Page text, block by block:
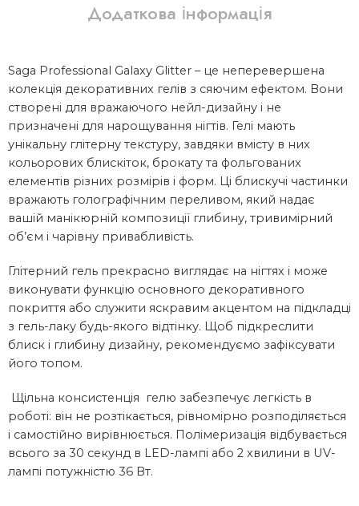
Додаткова інформація
Saga Professional Galaxy Glitter – це неперевершена
колекція декоративних гелів з сяючим ефектом. Вони
створені для вражаючого нейл-дизайну і не
призначені для нарощування нігтів. Гелі мають
унікальну глітерну текстуру, завдяки вмісту в них
кольорових блискіток, брокату та фольгованих
елементів різних розмірів і форм. Ці блискучі частинки
вражають голографічним переливом, який надає
вашій манікюрній композиції глибину, тривимірний
об’єм і чарівну привабливість.
Глітерний гель прекрасно виглядає на нігтях і може
виконувати функцію основного декоративного
покриття або служити яскравим акцентом на підкладці
з гель-лаку будь-якого відтінку. Щоб підкреслити
блиск і глибину дизайну, рекомендуємо зафіксувати
його топом.
Щільна консистенція гелю забезпечує легкість в
роботі: він не розтікається, рівномірно розподіляється
і самостійно вирівнюється. Полімеризація відбувається
всього за 30 секунд в LED-лампі або 2 хвилини в UV-
лампі потужністю 36 Вт.